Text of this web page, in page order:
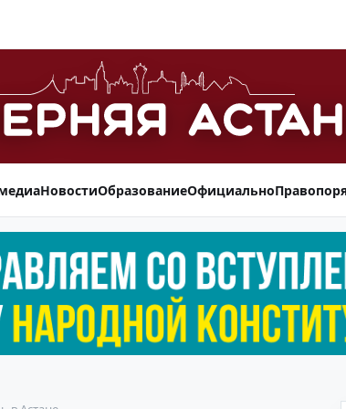
НовостиОбразованиеОфициально